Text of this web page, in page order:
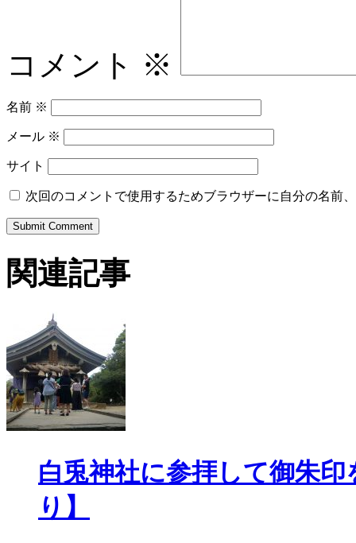
コメント ※
名前 ※
メール ※
サイト
次回のコメントで使用するためブラウザーに自分の名前
関連記事
白兎神社に参拝して御朱
り】